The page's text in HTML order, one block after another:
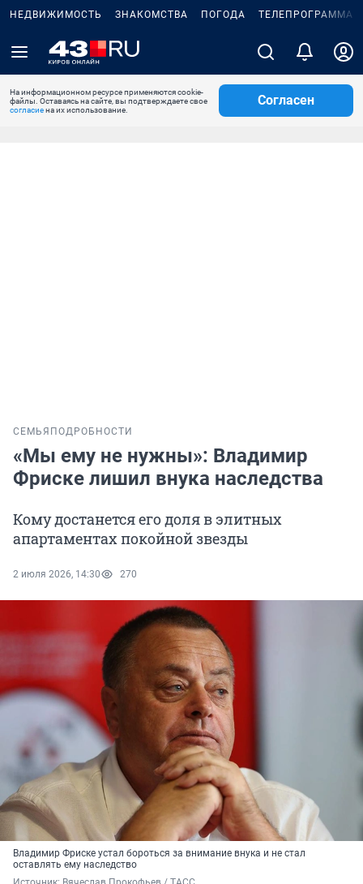
НЕДВИЖИМОСТЬ ЗНАКОМСТВА ПОГОДА ТЕЛЕПРОГРАММА
На информационном ресурсе применяются cookie-
файлы. Оставаясь на сайте, вы подтверждаете свое
согласиена их использование.
Согласен
СЕМЬЯ ПОДРОБНОСТИ
«Мы ему не нужны»: Владимир
Фриске лишил внука наследства
Кому достанется его доля в элитных
апартаментах покойной звезды
2 июля 2026, 14:30 270
Владимир Фриске устал бороться за внимание внука и не стал
оставлять ему наследство